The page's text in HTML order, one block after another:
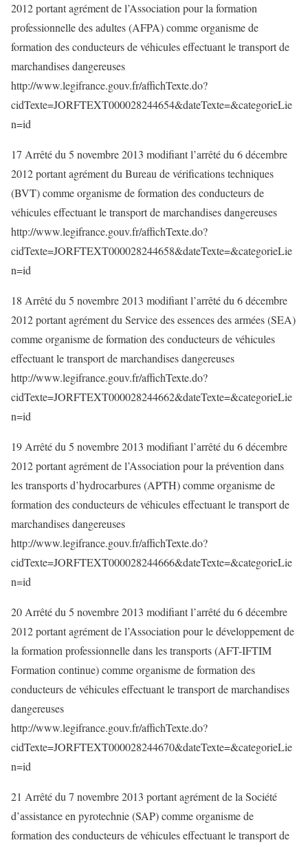
2012 portant agrément de l’Association pour la formation
professionnelle des adultes (AFPA) comme organisme de
formation des conducteurs de véhicules effectuant le transport de
marchandises dangereuses
http://www.legifrance.gouv.fr/affichTexte.do?
cidTexte=JORFTEXT000028244654&dateTexte=&categorieLie
n=id
17 Arrêté du 5 novembre 2013 modifiant l’arrêté du 6 décembre
2012 portant agrément du Bureau de vérifications techniques
(BVT) comme organisme de formation des conducteurs de
véhicules effectuant le transport de marchandises dangereuses
http://www.legifrance.gouv.fr/affichTexte.do?
cidTexte=JORFTEXT000028244658&dateTexte=&categorieLie
n=id
18 Arrêté du 5 novembre 2013 modifiant l’arrêté du 6 décembre
2012 portant agrément du Service des essences des armées (SEA)
comme organisme de formation des conducteurs de véhicules
effectuant le transport de marchandises dangereuses
http://www.legifrance.gouv.fr/affichTexte.do?
cidTexte=JORFTEXT000028244662&dateTexte=&categorieLie
n=id
19 Arrêté du 5 novembre 2013 modifiant l’arrêté du 6 décembre
2012 portant agrément de l’Association pour la prévention dans
les transports d’hydrocarbures (APTH) comme organisme de
formation des conducteurs de véhicules effectuant le transport de
marchandises dangereuses
http://www.legifrance.gouv.fr/affichTexte.do?
cidTexte=JORFTEXT000028244666&dateTexte=&categorieLie
n=id
20 Arrêté du 5 novembre 2013 modifiant l’arrêté du 6 décembre
2012 portant agrément de l’Association pour le développement de
la formation professionnelle dans les transports (AFT-IFTIM
Formation continue) comme organisme de formation des
conducteurs de véhicules effectuant le transport de marchandises
dangereuses
http://www.legifrance.gouv.fr/affichTexte.do?
cidTexte=JORFTEXT000028244670&dateTexte=&categorieLie
n=id
21 Arrêté du 7 novembre 2013 portant agrément de la Société
d’assistance en pyrotechnie (SAP) comme organisme de
formation des conducteurs de véhicules effectuant le transport de